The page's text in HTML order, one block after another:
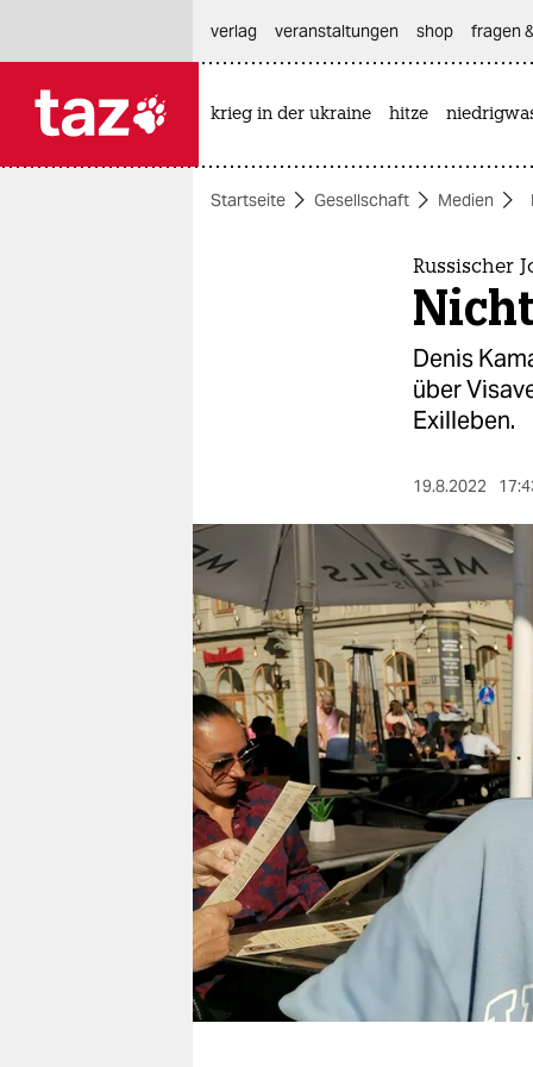
themen
berlin
nord
wahrheit
verlag
verlag
veranstaltungen
shop
fragen & hilfe
unterstützen
abo
genossenschaft
verlag
veranstaltungen shop fragen
krieg in der ukraine hitze
Startseite Gesellschaft Medien
Russischer
Denis
über
Exilleben.
19.8.2022